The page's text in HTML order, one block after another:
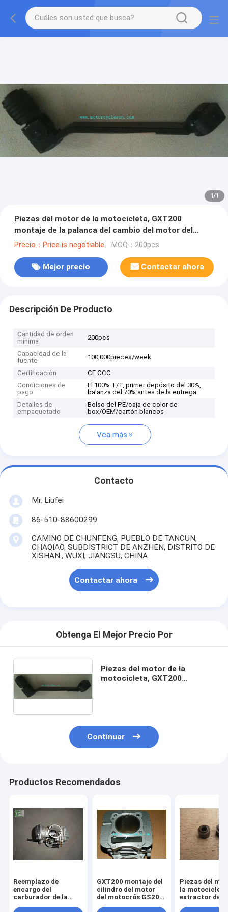
1/1
Piezas del motor de la motocicleta, GXT200
montaje de la palanca del cambio del motor del
motocrós GS200
Precio：Price is negotiable MOQ：200pcs
Mejor precio Contactar ahora
Descripción De Producto
Cantidad de orden
mínima
200pcs
Capacidad de la
fuente
100,000pieces/week
Certificación
CE CCC
Condiciones de
pago
El 100% T/T, primer depósito del 30%,
balanza del 70% antes de la entrega
Detalles de
empaquetado
Bolso del PE/caja de color de
box/OEM/cartón blancos
Vea más
Contacto
Mr. Liufei
86-510-88600299
CAMINO DE CHUNFENG, PUEBLO DE TANCUN,
CHAQIAO, SUBDISTRICT DE ANZHEN, DISTRITO DE
XISHAN., WUXI, JIANGSU, CHINA
Contactar ahora
Obtenga El Mejor Precio Por
Piezas del motor de la
motocicleta, GXT200
Continuar
Productos Recomendados
Reemplazo de
encargo del
carburador de la
GXT200 montaje del
cilindro del motor
del motocrós GS200,
Piezas del
la
extractor de la